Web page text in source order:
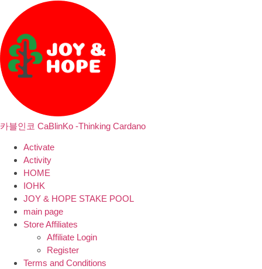
카블인코 CaBlinKo -Thinking Cardano
Activate
Activity
HOME
IOHK
JOY & HOPE STAKE POOL
main page
Store Affiliates
Affiliate Login
Register
Terms and Conditions